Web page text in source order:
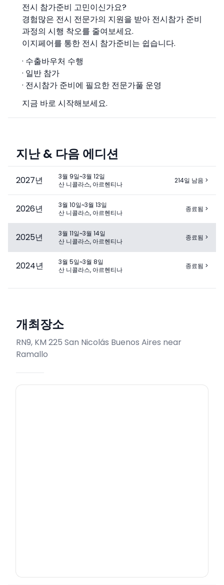
전시 참가준비 고민이신가요?
경험많은 전시 전문가의 지원을 받아 전시참가 준비
과정의 시행 착오를 줄여보세요.
이지페어를 통한 전시 참가준비는 쉽습니다.
· 수출바우처 수행
· 일반 참가
· 전시참가 준비에 필요한 전문가풀 운영
지금 바로 시작해보세요.
지난 & 다음 에디션
2027년
3월 9일~3월 12일
산 니콜라스, 아르헨티나
214일 남음 >
2026년
3월 10일~3월 13일
산 니콜라스, 아르헨티나
종료됨 >
2025년
3월 11일~3월 14일
산 니콜라스, 아르헨티나
종료됨 >
2024년
3월 5일~3월 8일
산 니콜라스, 아르헨티나
종료됨 >
개최장소
RN9, KM 225 San Nicolás Buenos Aires near
Ramallo